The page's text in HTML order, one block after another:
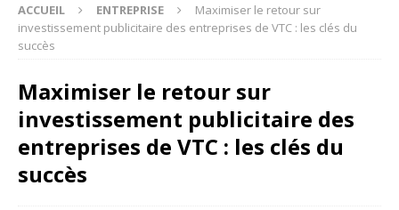
ACCUEIL ENTREPRISE
Maximiser le retour sur
investissement publicitaire des entreprises de VTC : les clés du
succès
Maximiser le retour sur
investissement publicitaire des
entreprises de VTC : les clés du
succès